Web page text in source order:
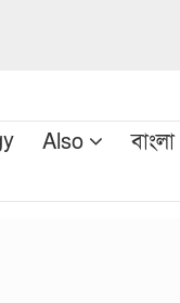
Also বাংলা